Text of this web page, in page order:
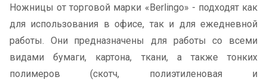
Ножницы от торговой марки «Berlingo» - подходят как
для использования в офисе, так и для ежедневной
работы. Они предназначены для работы со всеми
видами бумаги, картона, ткани, а также тонких
полимеров (скотч, полиэтиленовая и